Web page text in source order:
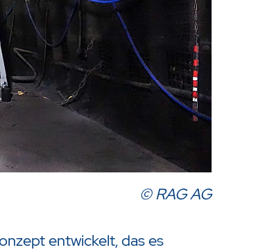
© RAG AG
entwickelt, das es